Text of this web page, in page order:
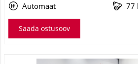
Automaat
77
Saada ostusoov